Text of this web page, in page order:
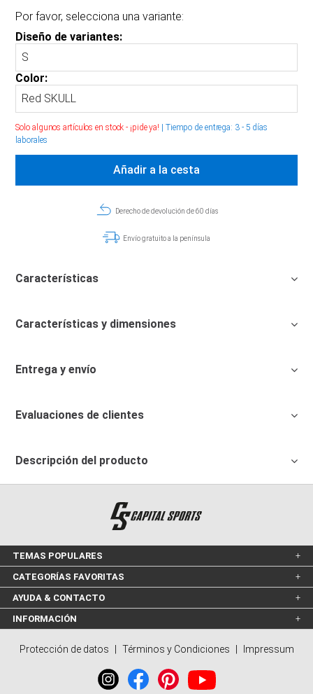
Por favor, selecciona una variante:
Diseño de variantes:
Color:
Solo algunos artículos en stock - ¡pide ya!
Tiempo de entrega: 3 - 5 días
laborales
Añadir a la cesta
Derecho de devolución de 60 días
Envío gratuito a la península
Características
Características y dimensiones
Entrega y envío
Evaluaciones de clientes
Descripción del producto
TEMAS POPULARES
CATEGORÍAS FAVORITAS
AYUDA & CONTACTO
INFORMACIÓN
Protección de datos Términos y Condiciones Impressum